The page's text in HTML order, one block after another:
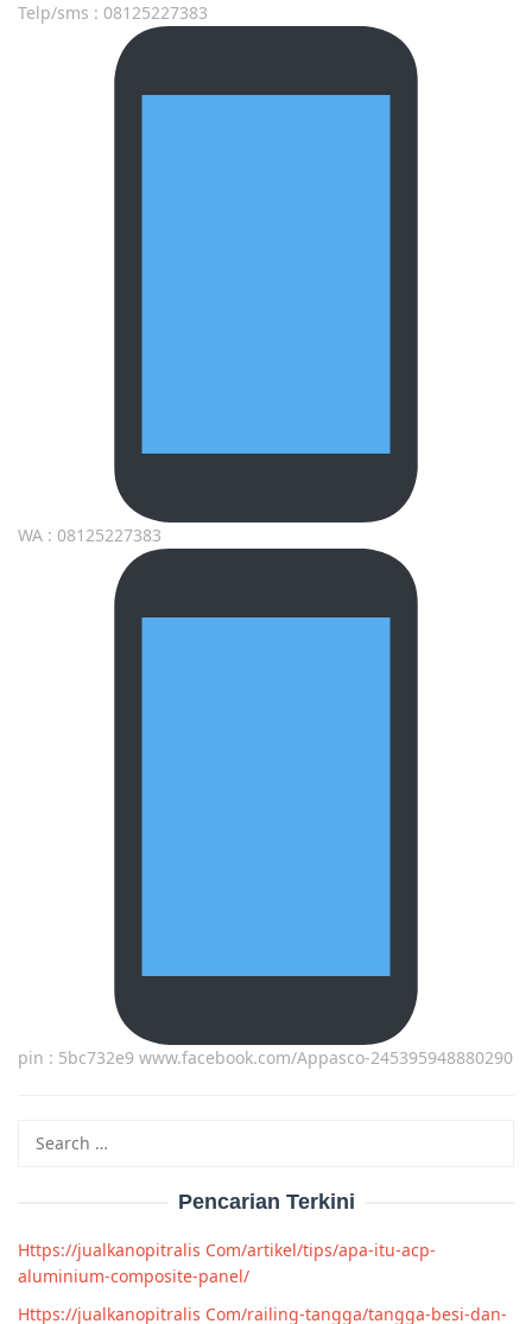
Telp/sms : 08125227383
WA : 08125227383
pin : 5bc732e9 www.facebook.com/Appasco-245395948880290
for:
Pencarian Terkini
Https://jualkanopitralis Com/artikel/tips/apa-itu-acp-
aluminium-composite-panel/
Https://jualkanopitralis Com/railing-tangga/tangga-besi-dan-